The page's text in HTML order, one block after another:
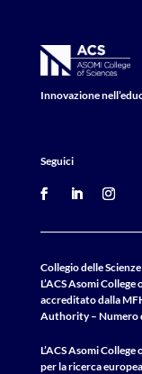
Innovazione
Seguici
Collegio delle
L’ACS Asomi
accreditato dalla
Authority – Numero
L’ACS Asomi
per la ricerca